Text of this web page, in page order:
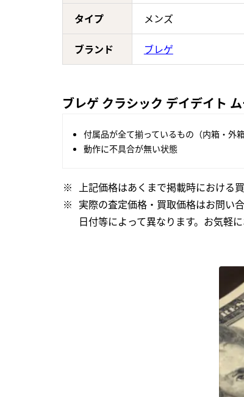
タイプ メンズ
ブランド ブレゲ
ブレゲ クラシック デイデイト
付属品が全て揃っているもの（内箱・外
動作に不具合が無い状態
上記価格はあくまで掲載時における
実際の査定価格・買取価格はお問い
日付等によって異なります。お気軽